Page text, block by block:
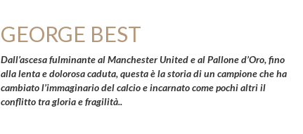
GEORGE BEST
Dall’ascesa fulminante al Manchester United e al Pallone d’Oro, fino
alla lenta e dolorosa caduta, questa è la storia di un campione che ha
cambiato l’immaginario del calcio e incarnato come pochi altri il
conflitto tra gloria e fragilità..